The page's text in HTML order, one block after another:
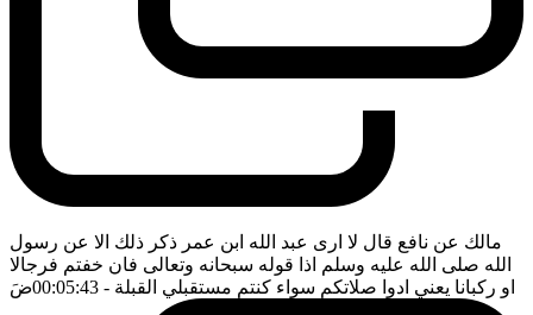
مالك عن نافع قال لا ارى عبد الله ابن عمر ذكر ذلك الا عن رسول
الله صلى الله عليه وسلم اذا قوله سبحانه وتعالى فان خفتم فرجالا
او ركبانا يعني ادوا صلاتكم سواء كنتم مستقبلي القبلة - 00:05:43 ضَ